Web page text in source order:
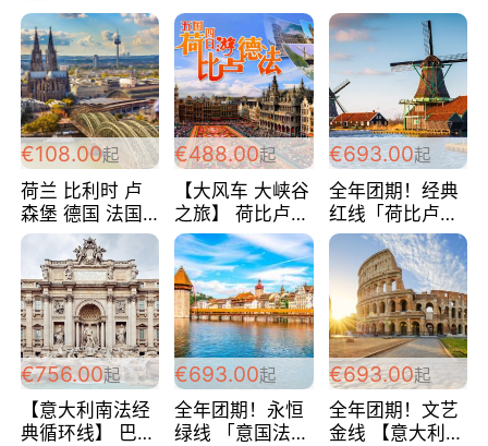
€108.00起
荷兰 比利时 卢
森堡 德国 法国
超爽玩遍西欧 循
环线 全程四星宾
馆 108欧/人/天
€488.00起
【大风车 大峡谷
之旅】 荷比卢德
法 巴黎上下 经
典五国四日游
488欧/人
€693.00起
全年团期！经典
红线「荷比卢德
法」七天循环 五
国 仅售99欧/人/
天！巴黎上下！
包拼房~
€756.00起
【意大利南法经
典循环线】 巴黎
€693.00起
全年团期！永恒
绿线 「意国法
€693.00起
全年团期！文艺
金线 【意大利一